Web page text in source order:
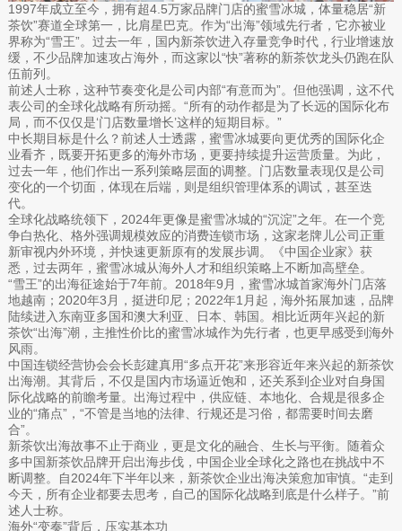
1997年成立至今，拥有超4.5万家品牌门店的蜜雪冰城，体量稳居“新
茶饮”赛道全球第一，比肩星巴克。作为“出海”领域先行者，它亦被业
界称为“雪王”。过去一年，国内新茶饮进入存量竞争时代，行业增速放
缓，不少品牌加速攻占海外，而这家以“快”著称的新茶饮龙头仍跑在队
伍前列。
前述人士称，这种节奏变化是公司内部“有意而为”。但他强调，这不代
表公司的全球化战略有所动摇。“所有的动作都是为了长远的国际化布
局，而不仅仅是‘门店数量增长’这样的短期目标。”
中长期目标是什么？前述人士透露，蜜雪冰城要向更优秀的国际化企
业看齐，既要开拓更多的海外市场，更要持续提升运营质量。为此，
过去一年，他们作出一系列策略层面的调整。门店数量表现仅是公司
变化的一个切面，体现在后端，则是组织管理体系的调试，甚至迭
代。
全球化战略统领下，2024年更像是蜜雪冰城的“沉淀”之年。在一个竞
争白热化、格外强调规模效应的消费连锁市场，这家老牌儿公司正重
新审视内外环境，并快速更新原有的发展步调。《中国企业家》获
悉，过去两年，蜜雪冰城从海外人才和组织策略上不断加高壁垒。
“雪王”的出海征途始于7年前。2018年9月，蜜雪冰城首家海外门店落
地越南；2020年3月，挺进印尼；2022年1月起，海外拓展加速，品牌
陆续进入东南亚多国和澳大利亚、日本、韩国。相比近两年兴起的新
茶饮“出海”潮，主推性价比的蜜雪冰城作为先行者，也更早感受到海外
风雨。
中国连锁经营协会会长彭建真用“多点开花”来形容近年来兴起的新茶饮
出海潮。其背后，不仅是国内市场逼近饱和，还关系到企业对自身国
际化战略的前瞻考量。出海过程中，供应链、本地化、合规是很多企
业的“痛点”，“不管是当地的法律、行规还是习俗，都需要时间去磨
合”。
新茶饮出海故事不止于商业，更是文化的融合、生长与平衡。随着众
多中国新茶饮品牌开启出海步伐，中国企业全球化之路也在挑战中不
断调整。自2024年下半年以来，新茶饮企业出海决策愈加审慎。“走到
今天，所有企业都要去思考，自己的国际化战略到底是什么样子。”前
述人士称。
海外“变奏”背后，压实基本功